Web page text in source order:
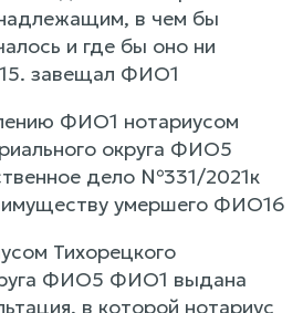
в чем бы
и где бы оно ни
завещал ФИО1
ФИО1 нотариусом
округа ФИО5
дело №331/2021к
имуществу умершего ФИО16
Тихорецкого
ФИО5 ФИО1 выдана
в которой нотариус